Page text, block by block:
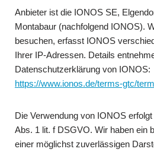
Anbieter ist die IONOS SE,
Montabaur (nachfolgend IONOS).
besuchen, erfasst IONOS
Ihrer IP-Adressen. Details
Datenschutzerklärung von IONOS:
https://www.ionos.de/terms-gtc/
Die Verwendung von IONOS
Abs. 1 lit. f DSGVO. Wir haben ein
einer möglichst zuverlässigen